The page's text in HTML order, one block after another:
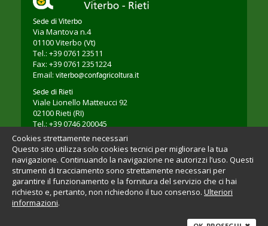
Sede di Viterbo
Via Mantova n.4
01100Viterbo (Vt)
Tel.: +39 0761 23511
Fax: +39 0761 2351224
Email: viterbo@confagricoltura.it
Sede di Rieti
Viale Lionello Matteucci 92
02100Rieti (RI)
Tel.: +39 0746 200045
Fax: +39 0746 203264
Email: rieti@confagricoltura.it
C.F. 80012090561
Cookies strettamente necessari
Questo sito utilizza solo cookies tecnici per migliorare la tua
navigazione. Continuando la navigazione ne autorizzi l’uso. Questi
strumenti di tracciamento sono strettamente necessari per
garantire il funzionamento e la fornitura del servizio che ci hai
richiesto e, pertanto, non richiedono il tuo consenso. Ulteriori
informazioni.